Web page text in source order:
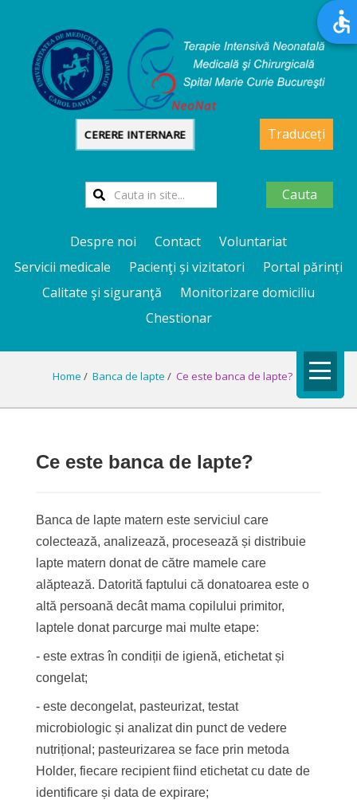
CERERE INTERNARE
Cauta
Traduceți
Despre noi Contact
Voluntariat
Servicii medicale
Pacienţi și vizitatori
Portal părinți
Calitate şi siguranţă
Monitorizare domiciliu
Chestionar
Home / Banca de lapte / Ce este banca de lapte?
Ce este banca de lapte?
Banca de lapte matern este serviciul care
colectează, analizează, procesează și distribuie
lapte matern donat de către mamele care
alăptează. Datorită faptului că donatoarea este o
altă persoană decât mama copilului primitor,
laptele donat parcurge mai multe etape:
- este extras în condiții de igienă, etichetat și
congelat;
- este decongelat, pasteurizat, testat
microbiologic și analizat din punct de vedere
nutrițional; pasteurizarea se face prin metoda
Holder, fiecare recipient fiind etichetat cu date de
identificare și data de expirare;